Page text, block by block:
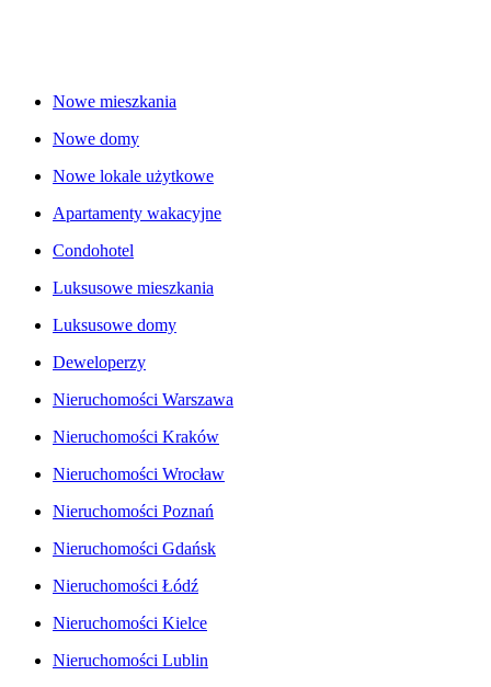
Nowe mieszkania
Nowe domy
Nowe lokale użytkowe
Apartamenty wakacyjne
Condohotel
Luksusowe mieszkania
Luksusowe domy
Deweloperzy
Nieruchomości Warszawa
Nieruchomości Kraków
Nieruchomości Wrocław
Nieruchomości Poznań
Nieruchomości Gdańsk
Nieruchomości Łódź
Nieruchomości Kielce
Nieruchomości Lublin